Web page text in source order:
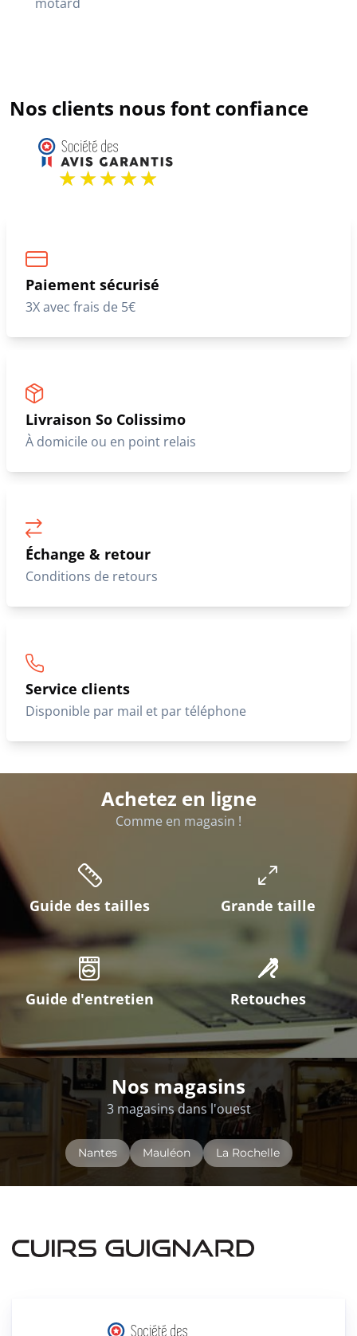
Nos clients nous font confiance
Paiement sécurisé
3X avec frais de 5€
Livraison So Colissimo
À domicile ou en point relais
Échange & retour
Conditions de retours
Service clients
Disponible par mail et par téléphone
Achetez en ligne
Comme en magasin !
Guide des tailles Grande taille
Guide d'entretien Retouches
Nos magasins
3 magasins dans l'ouest
Nantes Mauléon La Rochelle